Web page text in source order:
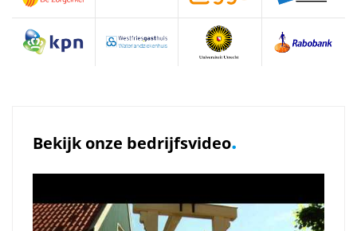
Bekijk onze bedrijfsvideo.